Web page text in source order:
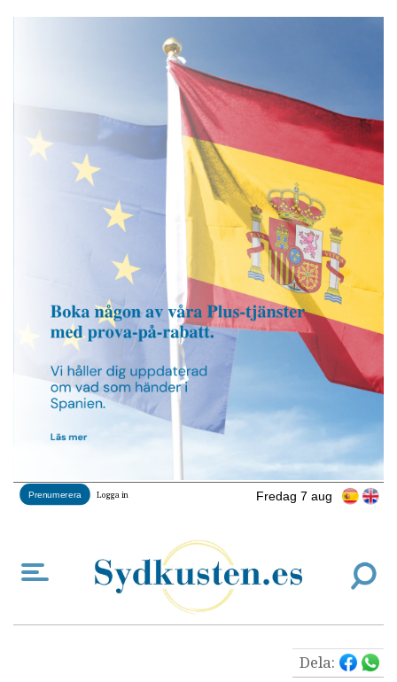
Fredag 7 aug
Prenumerera Logga in
Dela: